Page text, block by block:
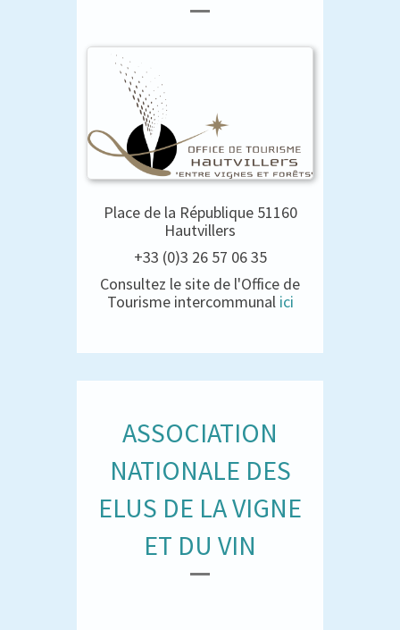
Place de la République 51160
Hautvillers
+33 (0)3 26 57 06 35
Consultez le site de l'Office de
Tourisme intercommunal ici
ASSOCIATION
NATIONALE DES
ELUS DE LA VIGNE
ET DU VIN